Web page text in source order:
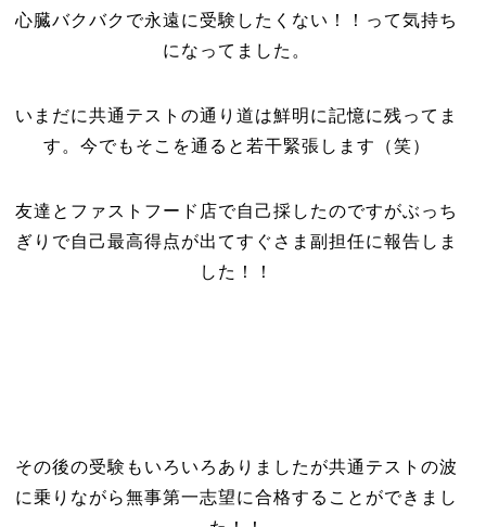
心臓バクバクで永遠に受験したくない！！って気持ち
になってました。
いまだに共通テストの通り道は鮮明に記憶に残ってま
す。今でもそこを通ると若干緊張します（笑）
友達とファストフード店で自己採したのですがぶっち
ぎりで自己最高得点が出てすぐさま副担任に報告しま
した！！
その後の受験もいろいろありましたが共通テストの波
に乗りながら無事第一志望に合格することができまし